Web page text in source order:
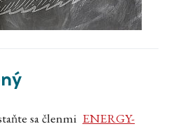
sa členmi ENERGY-